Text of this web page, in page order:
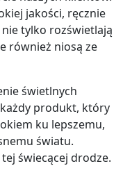
jakości, ręcznie
tylko rozświetlają
również niosą ze
świetlnych
produkt, który
ku lepszemu,
światu.
świecącej drodze.